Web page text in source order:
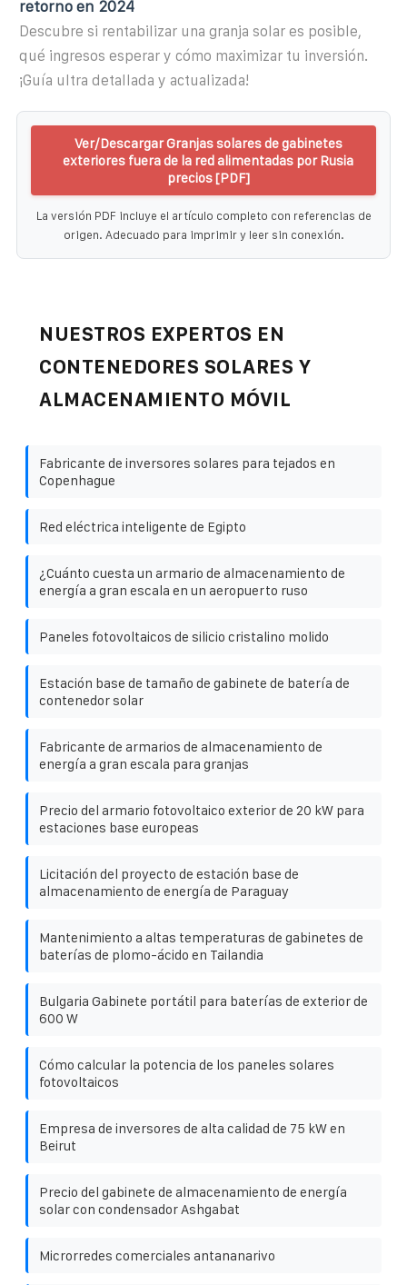
retorno en 2024
Descubre si rentabilizar una granja solar es posible,
qué ingresos esperar y cómo maximizar tu inversión.
¡Guía ultra detallada y actualizada!
Ver/Descargar Granjas solares de gabinetes
exteriores fuera de la red alimentadas por Rusia
precios [PDF]
La versión PDF incluye el artículo completo con referencias de
origen. Adecuado para imprimir y leer sin conexión.
NUESTROS EXPERTOS EN
CONTENEDORES SOLARES Y
ALMACENAMIENTO MÓVIL
Fabricante de inversores solares para tejados en
Copenhague
Red eléctrica inteligente de Egipto
¿Cuánto cuesta un armario de almacenamiento de
energía a gran escala en un aeropuerto ruso
Paneles fotovoltaicos de silicio cristalino molido
Estación base de tamaño de gabinete de batería de
contenedor solar
Fabricante de armarios de almacenamiento de
energía a gran escala para granjas
Precio del armario fotovoltaico exterior de 20 kW para
estaciones base europeas
Licitación del proyecto de estación base de
almacenamiento de energía de Paraguay
Mantenimiento a altas temperaturas de gabinetes de
baterías de plomo-ácido en Tailandia
Bulgaria Gabinete portátil para baterías de exterior de
600 W
Cómo calcular la potencia de los paneles solares
fotovoltaicos
Empresa de inversores de alta calidad de 75 kW en
Beirut
Precio del gabinete de almacenamiento de energía
solar con condensador Ashgabat
Microrredes comerciales antananarivo